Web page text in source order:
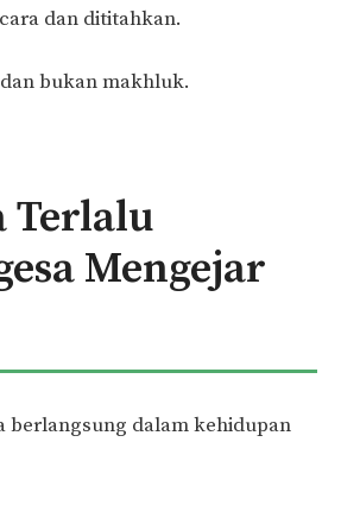
dan dititahkan.
bukan makhluk.
Terlalu
Mengejar
berlangsung dalam kehidupan